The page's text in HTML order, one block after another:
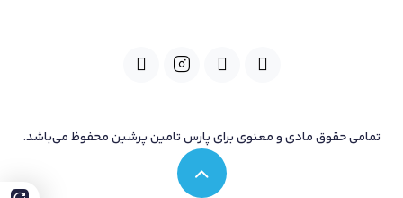
تمامی حقوق مادی و معنوی برای پارس تامین پرشین محفوظ می‌باشد.